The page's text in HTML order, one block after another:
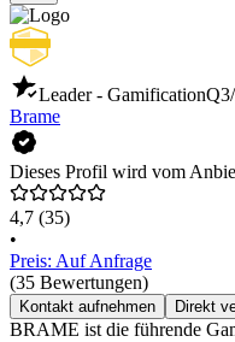
Leader - Gamification
Brame
Dieses Profil wird vom
4,7 (35)
•
Preis: Auf Anfrage
(35 Bewertungen)
Kontakt aufnehmen Direkt
BRAME ist die führende